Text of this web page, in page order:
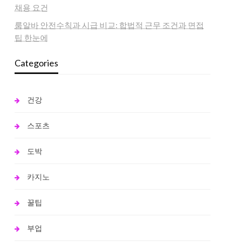
채용 요건
룸알바 안전수칙과 시급 비교: 합법적 근무 조건과 면접
팁 한눈에
Categories
건강
스포츠
도박
카지노
꿀팁
부업